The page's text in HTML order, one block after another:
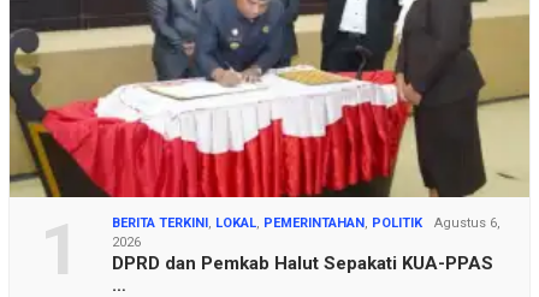
1 BERITA TERKINI LOKAL PEMERINTAHAN POLITIK
Agustus 6,
2026
DPRD dan Pemkab Halut Sepakati KUA-PPAS
…